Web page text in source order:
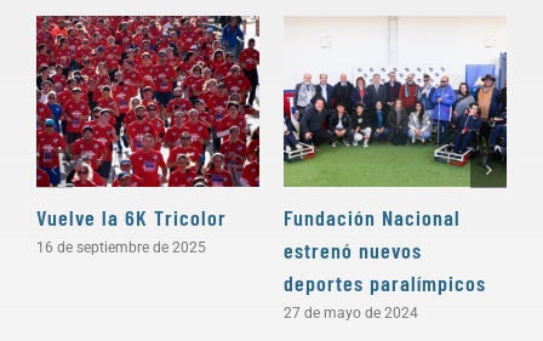
Vuelve la 6K Tricolor
16 de septiembre de 2025
Fundación Nacional
estrenó nuevos
deportes paralímpicos
27 de mayo de 2024